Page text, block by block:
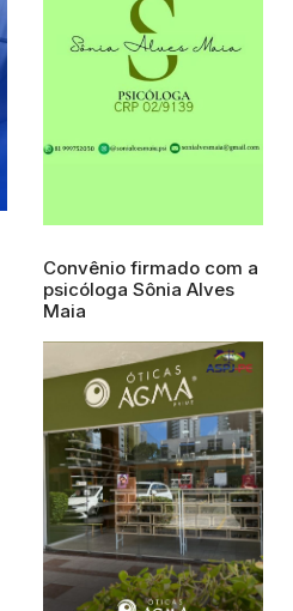
Convênio firmado com a
psicóloga Sônia Alves
Maia